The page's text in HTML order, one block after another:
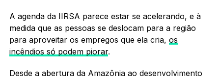
A agenda da IIRSA parece estar se acelerando, e à
medida que as pessoas se deslocam para a região
para aproveitar os empregos que ela cria, os
incêndios só podem piorar.
Desde a abertura da Amazônia ao desenvolvimento